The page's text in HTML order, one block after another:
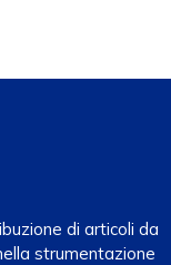
di articoli da
strumentazione